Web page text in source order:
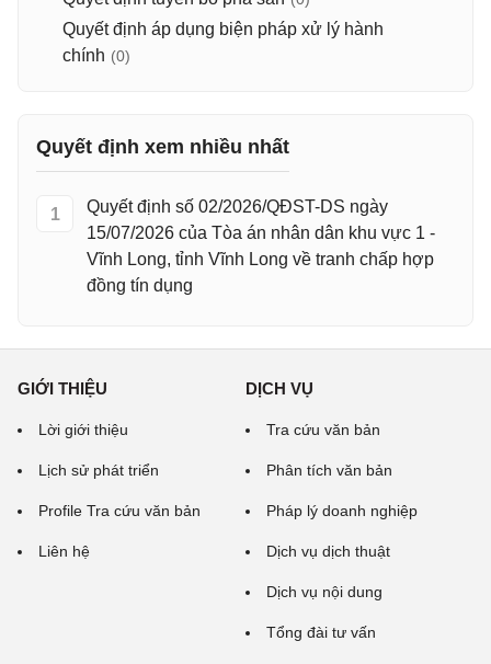
Quyết định áp dụng biện pháp xử lý hành
chính (0)
Quyết định xem nhiều nhất
1
Quyết định số 02/2026/QĐST-DS ngày
15/07/2026 của Tòa án nhân dân khu vực 1 -
Vĩnh Long, tỉnh Vĩnh Long về tranh chấp hợp
đồng tín dụng
GIỚI THIỆU
Lời giới thiệu
Lịch sử phát triển
Profile Tra cứu văn bản
Liên hệ
DỊCH VỤ
Tra cứu văn bản
Phân tích văn bản
Pháp lý doanh nghiệp
Dịch vụ dịch thuật
Dịch vụ nội dung
Tổng đài tư vấn